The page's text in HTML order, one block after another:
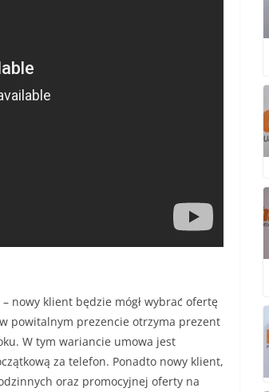
nowy klient będzie mógł wybrać ofertę
powitalnym prezencie otrzyma prezent
W tym wariancie umowa jest
za telefon. Ponadto nowy klient,
oraz promocyjnej oferty na